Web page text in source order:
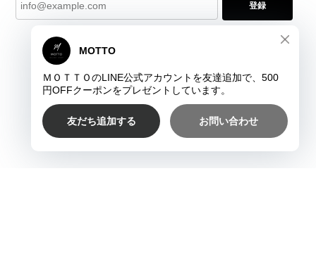
登録